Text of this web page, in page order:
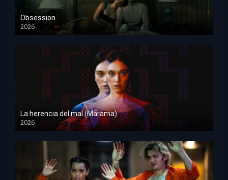
Obsession
2026
HD 1080p
La herencia del mal (Mārama)
2026
HD 1080p